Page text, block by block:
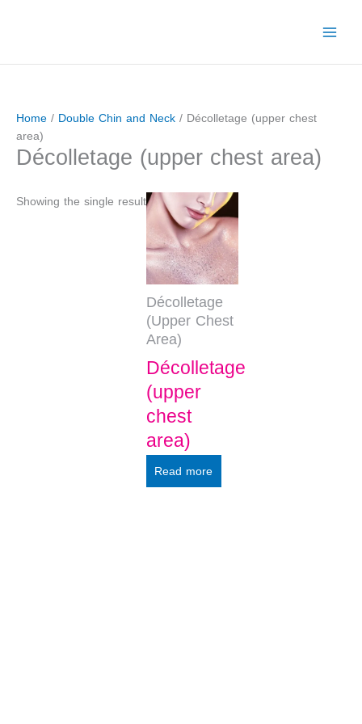
Home/ Double Chin and Neck/ Décolletage (upper chest
area)
Décolletage (upper chest area)
Showing the single result
Décolletage
(Upper Chest
Area)
Décolletage
(upper
chest
area)
Read more